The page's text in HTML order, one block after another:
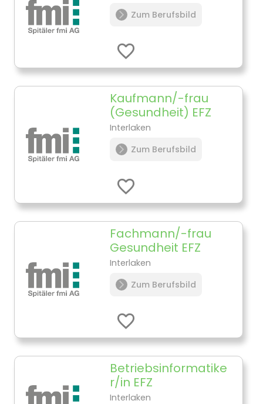
Zum Berufsbild
Kaufmann/-frau
(Gesundheit) EFZ
Interlaken
Zum Berufsbild
Fachmann/-frau
Gesundheit EFZ
Interlaken
Zum Berufsbild
Betriebsinformatike
r/in EFZ
Interlaken